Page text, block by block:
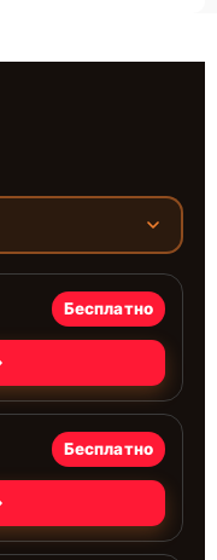
Бесплатно
Бесплатно